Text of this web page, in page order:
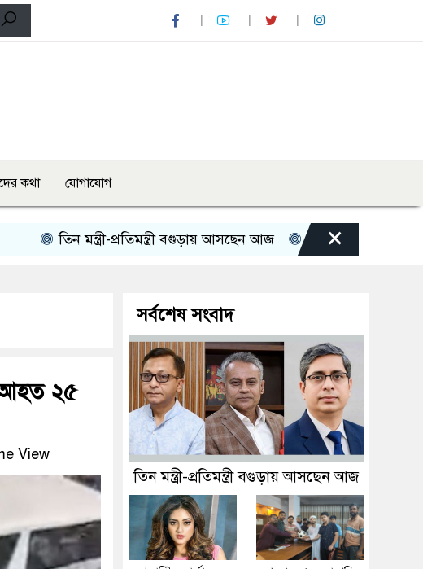
কথা যোগাযোগ
তিন মন্ত্রী-প্রতিমন্ত্রী বগুড়ায় আসছেন আজ রোমান্টিক বার্তা দিলেন
×
আহত ২৫
View
সর্বশেষ সংবাদ
তিন মন্ত্রী-প্রতিমন্ত্রী বগুড়ায় আসছেন আজ